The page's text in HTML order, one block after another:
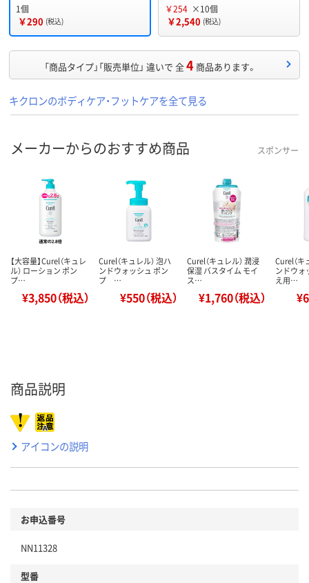
1個
￥290 (税込)
￥254 ×10個
￥2,540 (税込)
「商品タイプ」「販売単位」 違いで 全4 商品あります。
キクロンのボディケア・フットケアを全て見る
メーカーからのおすすめ商品 スポンサー
【大容量】Curel（キュレ
ル） ローション ポン
プ…
¥3,850（税込）
Curel（キュレル） 泡ハ
ンドウォッシュ ポン
プ …
¥550（税込）
Curel（キュレル） 潤浸
保湿 バスタイム モイ
ス…
¥1,760（税込）
Curel（キ
ンドウォ
え用…
商品説明
アイコンの説明
お申込番号
NN11328
型番